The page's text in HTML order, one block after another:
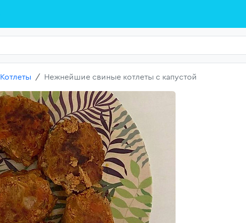
Котлеты Нежнейшие свиные котлеты с капустой